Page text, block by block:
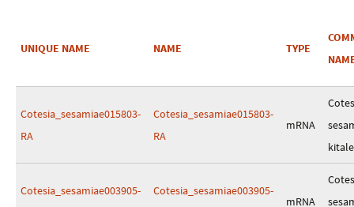
UNIQUE NAME NAME TYPE
Cotesia_sesamiae015803-
RA
Cotesia_sesamiae015803-
RA
mRNA
kitale
Cotesia_sesamiae003905-
Cotesia_sesamiae003905-
mRNA